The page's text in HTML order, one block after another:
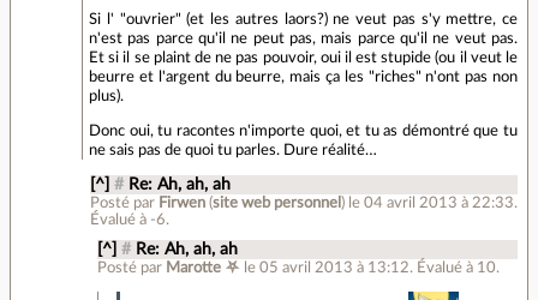
Si l' "ouvrier" (et les autres laors?) ne veut pas s'y mettre, ce
n'est pas parce qu'il ne peut pas, mais parce qu'il ne veut pas.
Et si il se plaint de ne pas pouvoir, oui il est stupide (ou il veut le
beurre et l'argent du beurre, mais ça les "riches" n'ont pas non
plus).
Donc oui, tu racontes n'importe quoi, et tu as démontré que tu
ne sais pas de quoi tu parles. Dure réalité…
[^] # Re: Ah, ah, ah
Posté par Firwen(site web personnel ) le 04 avril 2013 à 22:33.
Évalué à -6.
[^] # Re: Ah, ah, ah
Posté par Marotte ⛧ le 05 avril 2013 à 13:12. Évalué à 10.